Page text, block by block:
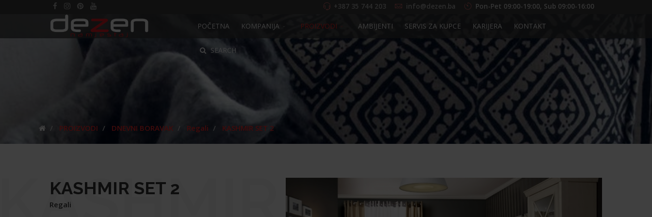
POČETNA KOMPANIJA PROIZVODI AMBIJENTI SERVIS ZA KUPCE KARIJERA KONTAKT
SEARCH
+387 35 744 203 info@dezen.ba Pon-Pet 09:00-19:00, Sub 09:00-16:00
PROIZVODI DNEVNI BORAVAK Regali KASHMIR SET 2
KASHMIR SET 2
Regali